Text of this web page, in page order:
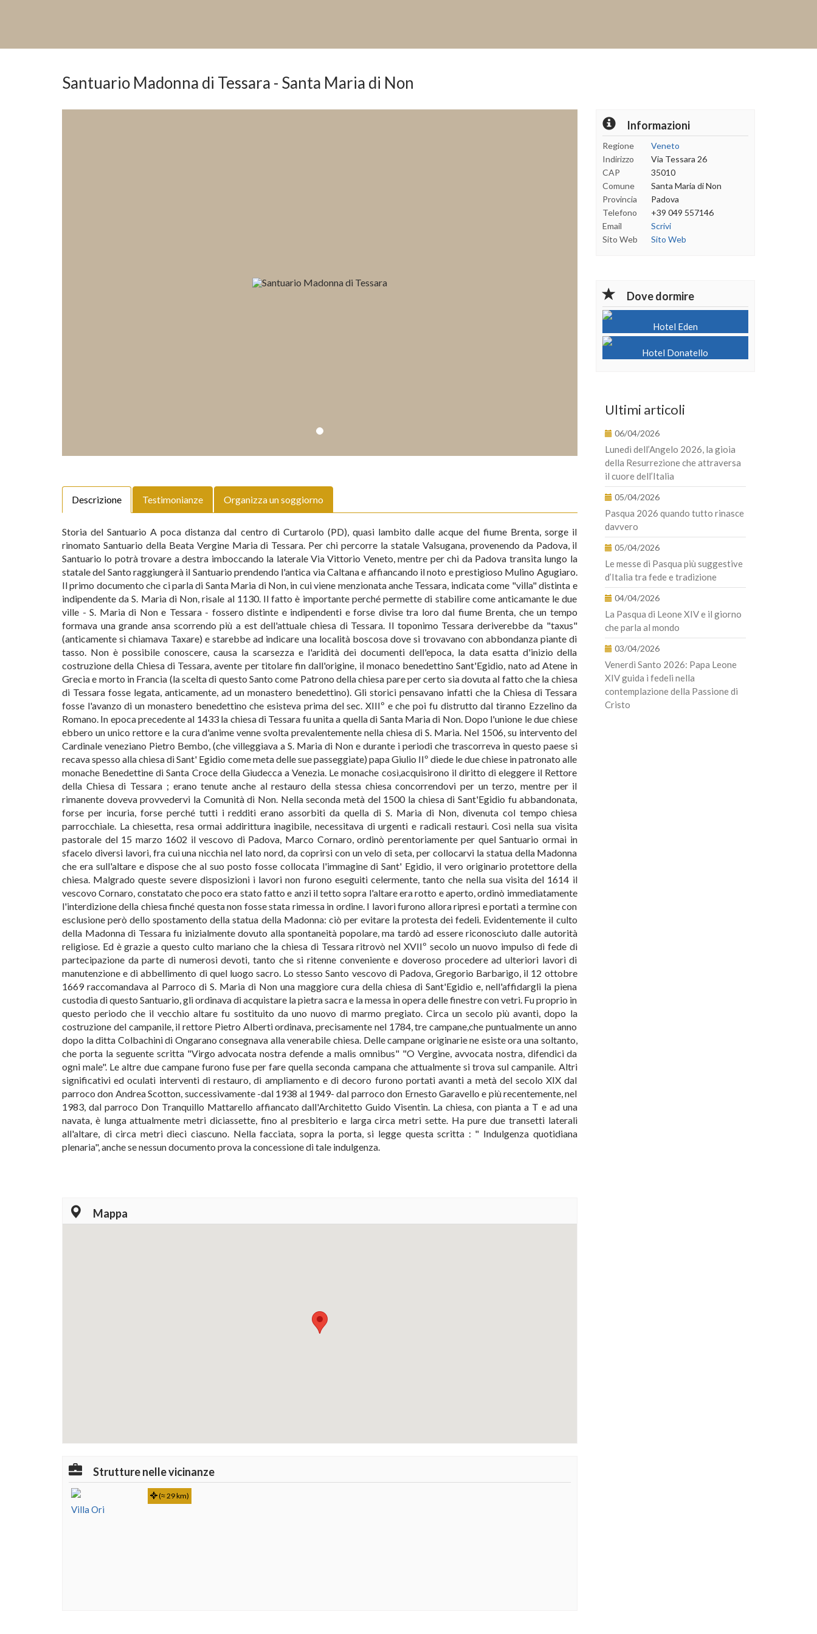
Santuario Madonna di Tessara - Santa Maria di Non
Descrizione Testimonianze Organizza un soggiorno
Storia del Santuario A poca distanza dal centro di Curtarolo (PD), quasi lambito dalle acque del fiume Brenta, sorge il
rinomato Santuario della Beata Vergine Maria di Tessara. Per chi percorre la statale Valsugana, provenendo da Padova, il
Santuario lo potrà trovare a destra imboccando la laterale Via Vittorio Veneto, mentre per chi da Padova transita lungo la
statale del Santo raggiungerà il Santuario prendendo l'antica via Caltana e affiancando il noto e prestigioso Mulino Agugiaro.
Il primo documento che ci parla di Santa Maria di Non, in cui viene menzionata anche Tessara, indicata come "villa" distinta e
indipendente da S. Maria di Non, risale al 1130. Il fatto è importante perché permette di stabilire come anticamante le due
ville - S. Maria di Non e Tessara - fossero distinte e indipendenti e forse divise tra loro dal fiume Brenta, che un tempo
formava una grande ansa scorrendo più a est dell'attuale chiesa di Tessara. Il toponimo Tessara deriverebbe da "taxus"
(anticamente si chiamava Taxare) e starebbe ad indicare una località boscosa dove si trovavano con abbondanza piante di
tasso. Non è possibile conoscere, causa la scarsezza e l'aridità dei documenti dell'epoca, la data esatta d'inizio della
costruzione della Chiesa di Tessara, avente per titolare fin dall'origine, il monaco benedettino Sant'Egidio, nato ad Atene in
Grecia e morto in Francia (la scelta di questo Santo come Patrono della chiesa pare per certo sia dovuta al fatto che la chiesa
di Tessara fosse legata, anticamente, ad un monastero benedettino). Gli storici pensavano infatti che la Chiesa di Tessara
fosse l'avanzo di un monastero benedettino che esisteva prima del sec. XIIIº e che poi fu distrutto dal tiranno Ezzelino da
Romano. In epoca precedente al 1433 la chiesa di Tessara fu unita a quella di Santa Maria di Non. Dopo l'unione le due chiese
ebbero un unico rettore e la cura d'anime venne svolta prevalentemente nella chiesa di S. Maria. Nel 1506, su intervento del
Cardinale veneziano Pietro Bembo, (che villeggiava a S. Maria di Non e durante i periodi che trascorreva in questo paese si
recava spesso alla chiesa di Sant' Egidio come meta delle sue passeggiate) papa Giulio IIº diede le due chiese in patronato alle
monache Benedettine di Santa Croce della Giudecca a Venezia. Le monache così,acquisirono il diritto di eleggere il Rettore
della Chiesa di Tessara ; erano tenute anche al restauro della stessa chiesa concorrendovi per un terzo, mentre per il
rimanente doveva provvedervi la Comunità di Non. Nella seconda metà del 1500 la chiesa di Sant'Egidio fu abbandonata,
forse per incuria, forse perché tutti i redditi erano assorbiti da quella di S. Maria di Non, divenuta col tempo chiesa
parrocchiale. La chiesetta, resa ormai addirittura inagibile, necessitava di urgenti e radicali restauri. Così nella sua visita
pastorale del 15 marzo 1602 il vescovo di Padova, Marco Cornaro, ordinò perentoriamente per quel Santuario ormai in
sfacelo diversi lavori, fra cui una nicchia nel lato nord, da coprirsi con un velo di seta, per collocarvi la statua della Madonna
che era sull'altare e dispose che al suo posto fosse collocata l'immagine di Sant' Egidio, il vero originario protettore della
chiesa. Malgrado queste severe disposizioni i lavori non furono eseguiti celermente, tanto che nella sua visita del 1614 il
vescovo Cornaro, constatato che poco era stato fatto e anzi il tetto sopra l'altare era rotto e aperto, ordinò immediatamente
l'interdizione della chiesa finché questa non fosse stata rimessa in ordine. I lavori furono allora ripresi e portati a termine con
esclusione però dello spostamento della statua della Madonna: ciò per evitare la protesta dei fedeli. Evidentemente il culto
della Madonna di Tessara fu inizialmente dovuto alla spontaneità popolare, ma tardò ad essere riconosciuto dalle autorità
religiose. Ed è grazie a questo culto mariano che la chiesa di Tessara ritrovò nel XVIIº secolo un nuovo impulso di fede di
partecipazione da parte di numerosi devoti, tanto che si ritenne conveniente e doveroso procedere ad ulteriori lavori di
manutenzione e di abbellimento di quel luogo sacro. Lo stesso Santo vescovo di Padova, Gregorio Barbarigo, il 12 ottobre
1669 raccomandava al Parroco di S. Maria di Non una maggiore cura della chiesa di Sant'Egidio e, nell'affidargli la piena
custodia di questo Santuario, gli ordinava di acquistare la pietra sacra e la messa in opera delle finestre con vetri. Fu proprio in
questo periodo che il vecchio altare fu sostituito da uno nuovo di marmo pregiato. Circa un secolo più avanti, dopo la
costruzione del campanile, il rettore Pietro Alberti ordinava, precisamente nel 1784, tre campane,che puntualmente un anno
dopo la ditta Colbachini di Ongarano consegnava alla venerabile chiesa. Delle campane originarie ne esiste ora una soltanto,
che porta la seguente scritta "Virgo advocata nostra defende a malis omnibus" "O Vergine, avvocata nostra, difendici da
ogni male". Le altre due campane furono fuse per fare quella seconda campana che attualmente si trova sul campanile. Altri
significativi ed oculati interventi di restauro, di ampliamento e di decoro furono portati avanti a metà del secolo XIX dal
parroco don Andrea Scotton, successivamente -dal 1938 al 1949- dal parroco don Ernesto Garavello e più recentemente, nel
1983, dal parroco Don Tranquillo Mattarello affiancato dall'Architetto Guido Visentin. La chiesa, con pianta a T e ad una
navata, è lunga attualmente metri diciassette, fino al presbiterio e larga circa metri sette. Ha pure due transetti laterali
all'altare, di circa metri dieci ciascuno. Nella facciata, sopra la porta, si legge questa scritta : " Indulgenza quotidiana
plenaria", anche se nessun documento prova la concessione di tale indulgenza.
Mappa
Strutture nelle vicinanze
Villa Ori
(≈ 29 km)
Informazioni
Regione
Veneto
Indirizzo
Via Tessara 26
CAP
35010
Comune
Santa Maria di Non
Provincia
Padova
Telefono
+39 049 557146
Email
Scrivi
Sito Web
Sito Web
Dove dormire
Hotel Eden
Hotel Donatello
Ultimi articoli
06/04/2026
Lunedì dell’Angelo 2026, la gioia
della Resurrezione che attraversa
il cuore dell’Italia
05/04/2026
Pasqua 2026 quando tutto rinasce
davvero
05/04/2026
Le messe di Pasqua più suggestive
d’Italia tra fede e tradizione
04/04/2026
La Pasqua di Leone XIV e il giorno
che parla al mondo
03/04/2026
Venerdì Santo 2026: Papa Leone
XIV guida i fedeli nella
contemplazione della Passione di
Cristo